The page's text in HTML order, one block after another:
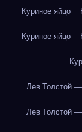
Куриное яйцо
Куриное яйцо
Лев Толстой
Лев Толстой